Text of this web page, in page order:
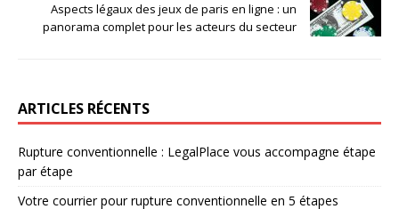
Aspects légaux des jeux de paris en ligne : un
panorama complet pour les acteurs du secteur
ARTICLES RÉCENTS
Rupture conventionnelle : LegalPlace vous accompagne étape
par étape
Votre courrier pour rupture conventionnelle en 5 étapes